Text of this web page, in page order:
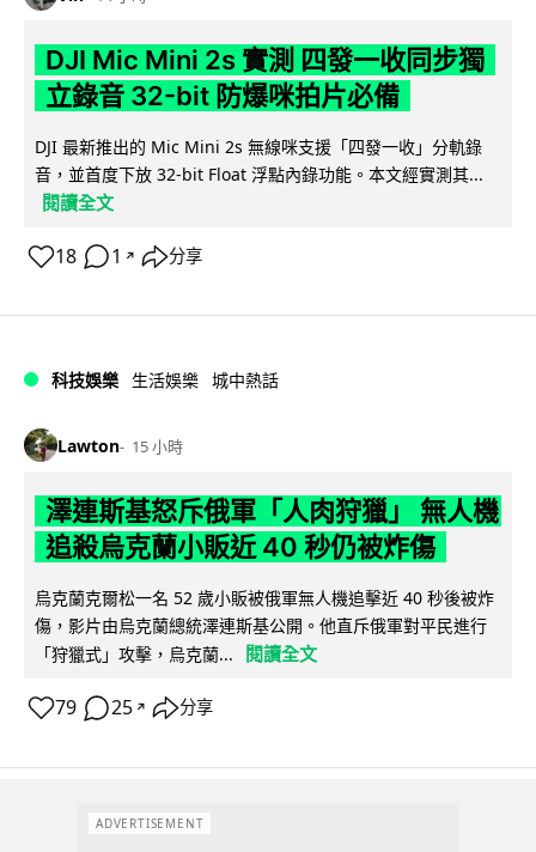
DJI Mic Mini 2s 實測 四發一收同步獨
立錄音 32-bit 防爆咪拍片必備
DJI 最新推出的 Mic Mini 2s 無線咪支援「四發一收」分軌錄
音，並首度下放 32-bit Float 浮點內錄功能。本文經實測其...
閱讀全文
18 1 ↗ 分享
科技娛樂 生活娛樂 城中熱話
Lawton 15 小時
澤連斯基怒斥俄軍「人肉狩獵」 無人機
追殺烏克蘭小販近 40 秒仍被炸傷
烏克蘭克爾松一名 52 歲小販被俄軍無人機追擊近 40 秒後被炸
傷，影片由烏克蘭總統澤連斯基公開。他直斥俄軍對平民進行
「狩獵式」攻擊，烏克蘭...
閱讀全文
79 25 ↗ 分享
ADVERTISEMENT